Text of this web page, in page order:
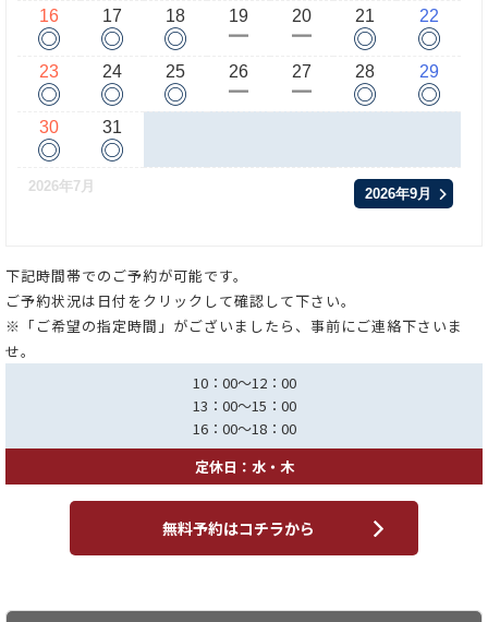
16
◎
17
◎
18
◎
19
ー
20
ー
21
◎
22
◎
23
◎
24
◎
25
◎
26
ー
27
ー
28
◎
29
◎
30
◎
31
◎
2026年7月 2026年9月
下記時間帯でのご予約が可能です。
ご予約状況は日付をクリックして確認して下さい。
※「ご希望の指定時間」がございましたら、事前にご連絡下さいま
せ。
10：00～12：00
13：00～15：00
16：00～18：00
定休日：水・木
無料予約はコチラから